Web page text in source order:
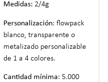
Medidas: 2/4g
Personalización: flowpack
blanco, transparente o
metalizado personalizable
de 1 a 4 colores.
Cantidad mínima: 5.000